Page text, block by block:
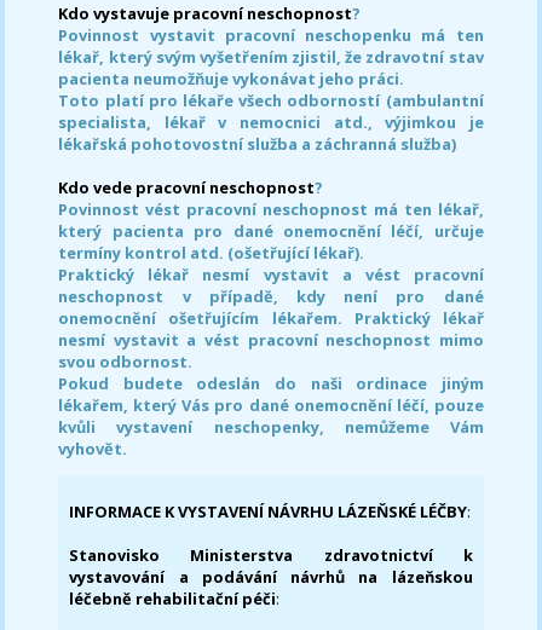
Kdo vystavuje pracovní neschopnost?
Povinnost vystavit pracovní neschopenku má ten
lékař, který svým vyšetřením zjistil, že zdravotní stav
pacienta neumožňuje vykonávat jeho práci.
Toto platí pro lékaře všech odborností (ambulantní
specialista, lékař v nemocnici atd., výjimkou je
lékařská pohotovostní služba a záchranná služba)
Kdo vede pracovní neschopnost?
Povinnost vést pracovní neschopnost má ten lékař,
který pacienta pro dané onemocnění léčí, určuje
termíny kontrol atd. (ošetřující lékař).
Praktický lékař nesmí vystavit a vést pracovní
neschopnost v případě, kdy není pro dané
onemocnění ošetřujícím lékařem. Praktický lékař
nesmí vystavit a vést pracovní neschopnost mimo
svou odbornost.
Pokud budete odeslán do naši ordinace jiným
lékařem, který Vás pro dané onemocnění léčí, pouze
kvůli vystavení neschopenky, nemůžeme Vám
vyhovět.
INFORMACE K VYSTAVENÍ NÁVRHU LÁZEŇSKÉ LÉČBY:
Stanovisko Ministerstva zdravotnictví k
vystavování a podávání návrhů na lázeňskou
léčebně rehabilitační péči: